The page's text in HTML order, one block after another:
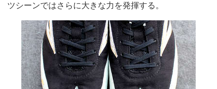
ツシーンではさらに大きな力を発揮する。